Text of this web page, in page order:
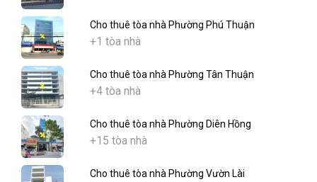
Cho thuê tòa nhà Phường Phú Thuận
+1 tòa nhà
Cho thuê tòa nhà Phường Tân Thuận
+4 tòa nhà
Cho thuê tòa nhà Phường Diên Hồng
+15 tòa nhà
Cho thuê tòa nhà Phường Vườn Lài